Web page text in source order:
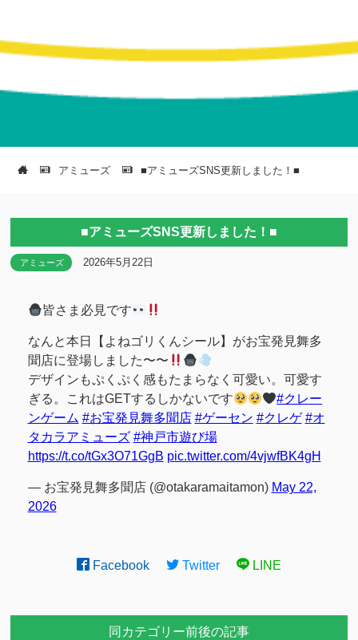
アミューズ ■アミューズSNS更新しました！■
■アミューズSNS更新しました！■
アミューズ 2026年5月22日
皆さま必見です
なんと本日【よねゴリくんシール】がお宝発見舞多
聞店に登場しました〜〜
デザインもぷくぷく感もたまらなく可愛い。可愛す
ぎる。これはGETするしかないです
#クレー
ンゲーム #お宝発見舞多聞店 #ゲーセン #クレゲ #オ
タカラアミューズ #神戸市遊び場
https://t.co/tGx3O71GgB pic.twitter.com/4vjwfBK4gH
— お宝発見舞多聞店 (@otakaramaitamon) May 22,
2026
Facebook Twitter LINE
同カテゴリー前後の記事